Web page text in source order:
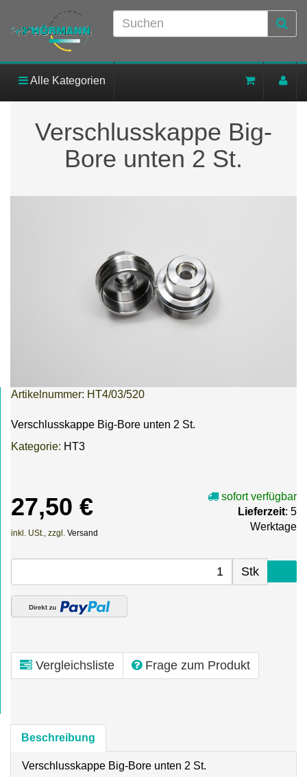
Alle Kategorien
Verschlusskappe Big-
Bore unten 2 St.
Artikelnummer: HT4/03/520
Verschlusskappe Big-Bore unten 2 St.
Kategorie: HT3
27,50 €
inkl. USt., zzgl. Versand
sofort verfügbar
Lieferzeit: 5
Werktage
Stk
Vergleichsliste Frage zum Produkt
Beschreibung
Verschlusskappe Big-Bore unten 2 St.